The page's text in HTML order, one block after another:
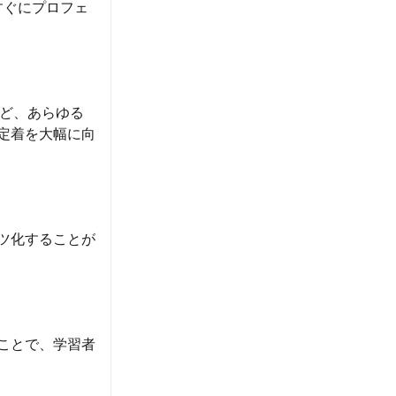
にプロフェ
、あらゆる
着を大幅に向
化することが
とで、学習者